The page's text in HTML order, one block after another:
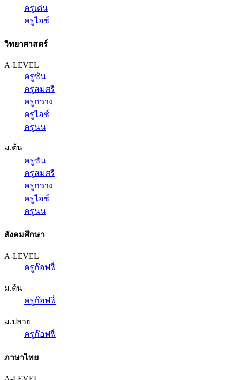
ครูเด่น
ครูไอซ์
วิทยาศาสตร์
A-LEVEL
ครูซัน
ครูสมศรี
ครูกวาง
ครูไอซ์
ครูนน
ม.ต้น
ครูซัน
ครูสมศรี
ครูกวาง
ครูไอซ์
ครูนน
สังคมศึกษา
A-LEVEL
ครูก๊อฟฟี่
ม.ต้น
ครูก๊อฟฟี่
ม.ปลาย
ครูก๊อฟฟี่
ภาษาไทย